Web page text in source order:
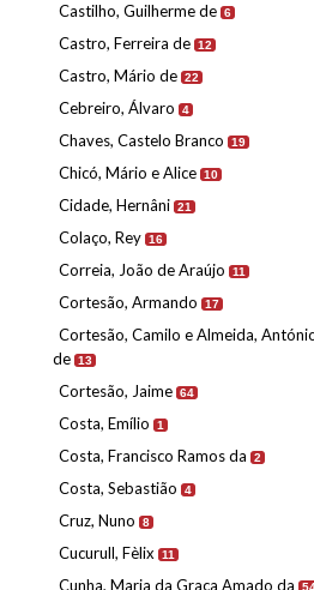
Castilho, Guilherme de 6
Castro, Ferreira de 12
Castro, Mário de 22
Cebreiro, Álvaro 4
Chaves, Castelo Branco 19
Chicó, Mário e Alice 10
Cidade, Hernâni 21
Colaço, Rey 16
Correia, João de Araújo 11
Cortesão, Armando 17
Cortesão, Camilo e Almeida,
de 13
Cortesão, Jaime 64
Costa, Emílio 1
Costa, Francisco Ramos da 2
Costa, Sebastião 4
Cruz, Nuno 8
Cucurull, Fèlix 11
Cunha, Maria da Graça Amado da